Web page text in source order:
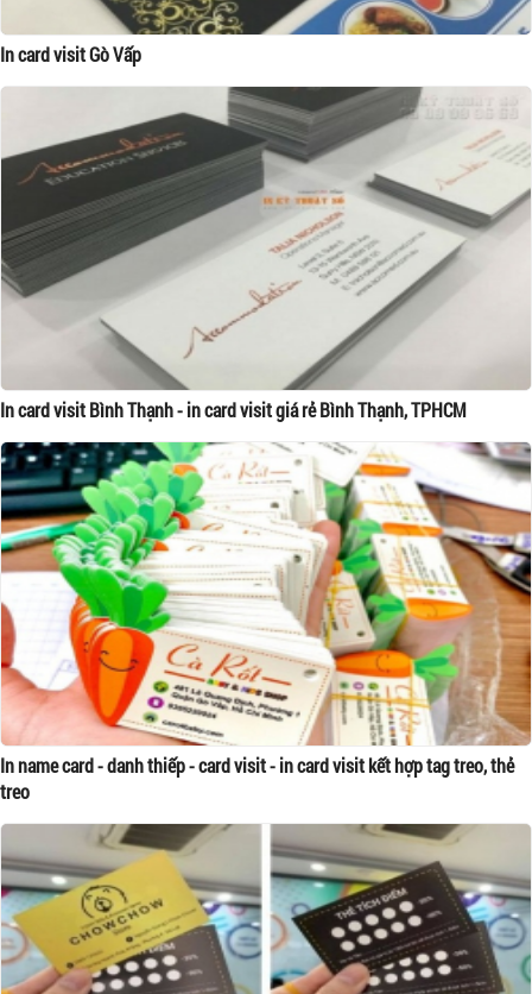
In card visit Gò Vấp
In card visit Bình Thạnh - in card visit giá rẻ Bình Thạnh, TPHCM
In name card - danh thiếp - card visit - in card visit kết hợp tag treo, thẻ
treo